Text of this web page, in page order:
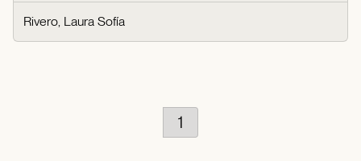
Rivero, Laura Sofía
1